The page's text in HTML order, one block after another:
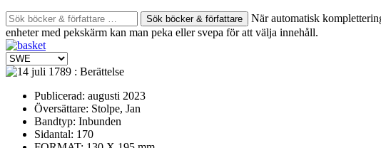
Sök
böcker
&
författare
efter:
När automatisk
enheter med pekskärm kan man peka eller svepa för att välja innehåll.
Publicerad: augusti 2023
Översättare: Stolpe, Jan
Bandtyp: Inbunden
Sidantal: 170